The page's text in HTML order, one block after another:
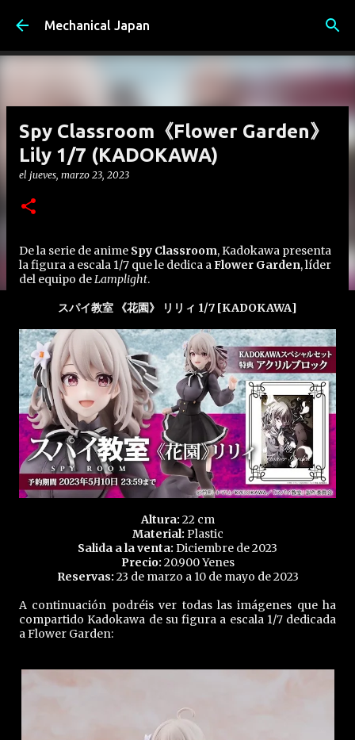
Ir al contenido principal
Mechanical Japan
Spy Classroom《Flower Garden》
Lily 1/7 (KADOKAWA)
el jueves, marzo 23, 2023
De la serie de anime Spy Classroom, Kadokawa presenta
la figura a escala 1/7 que le dedica aFlower Garden, líder
del equipo deLamplight.
スパイ教室 《花園》 リリィ 1/7 [KADOKAWA]
Altura: 22 cm
Material: Plastic
Salida a la venta: Diciembre de 2023
Precio: 20.900 Yenes
Reservas: 23 de marzo a 10 de mayo de 2023
A continuación podréis ver todas las imágenes que ha
compartido Kadokawa de su figura a escala 1/7 dedicada
a Flower Garden: